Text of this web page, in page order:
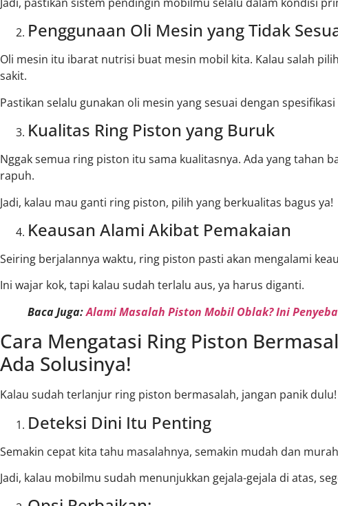
Penggunaan Oli Mesin yang Tidak
Oli mesin itu ibarat nutrisi buat mesin mobil kita. Kalau salah
sakit.
Pastikan selalu gunakan oli mesin yang sesuai dengan
Kualitas Ring Piston yang Buruk
Nggak semua ring piston itu sama kualitasnya. Ada yang tahan
rapuh.
Jadi, kalau mau ganti ring piston, pilih yang berkualitas bagus ya!
Keausan Alami Akibat Pemakaian
Seiring berjalannya waktu, ring piston pasti akan mengalami
Ini wajar kok, tapi kalau sudah terlalu aus, ya harus diganti.
Baca Juga:Alami Masalah Piston Mobil Oblak? Ini
Cara Mengatasi Ring Piston
Ada Solusinya!
Kalau sudah terlanjur ring piston bermasalah, jangan panik
Deteksi Dini Itu Penting
Semakin cepat kita tahu masalahnya, semakin mudah dan
Jadi, kalau mobilmu sudah menunjukkan gejala-gejala di atas,